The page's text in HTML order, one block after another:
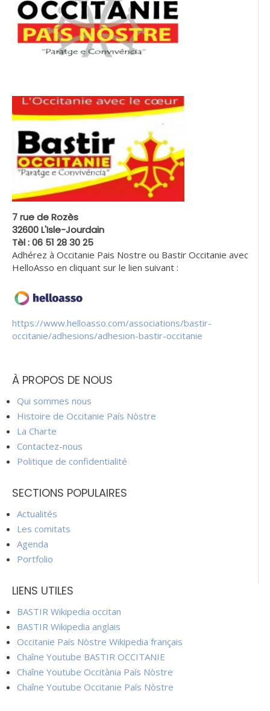
7 rue de Rozès
32600 L'Isle-Jourdain
Tèl : 06 51 28 30 25
Adhérez à Occitanie Pais Nostre ou Bastir Occitanie avec
HelloAsso en cliquant sur le lien suivant :
https://www.helloasso.com/associations/bastir-
occitanie/adhesions/adhesion-bastir-occitanie
À PROPOS DE NOUS
Qui sommes nous
Histoire de Occitanie País Nòstre
La Charte
Contactez-nous
Politique de confidentialité
SECTIONS POPULAIRES
Actualités
Les comitats
Agenda
Portfolio
LIENS UTILES
BASTIR Wikipedia occitan
BASTIR Wikipedia anglais
Occitanie País Nòstre Wikipedia français
Chaîne Youtube BASTIR OCCITANIE
Chaîne Youtube Occitània País Nòstre
Chaîne Youtube Occitanie País Nòstre